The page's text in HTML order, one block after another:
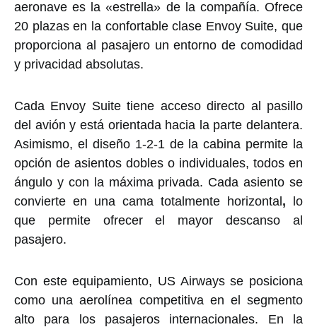
aeronave es la «estrella» de la compañía. Ofrece
20 plazas en la confortable clase Envoy Suite, que
proporciona al pasajero un entorno de comodidad
y privacidad absolutas.
Cada Envoy Suite tiene acceso directo al pasillo
del avión y está orientada hacia la parte delantera.
Asimismo, el diseño 1-2-1 de la cabina permite la
opción de asientos dobles o individuales, todos en
ángulo y con la máxima privada. Cada asiento se
convierte en una cama totalmente horizontal, lo
que permite ofrecer el mayor descanso al
pasajero.
Con este equipamiento, US Airways se posiciona
como una aerolínea competitiva en el segmento
alto para los pasajeros internacionales. En la